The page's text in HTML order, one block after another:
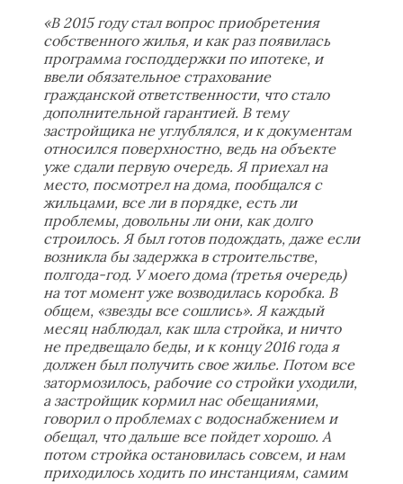
«В 2015 году стал вопрос приобретения
собственного жилья, и как раз появилась
программа господдержки по ипотеке, и
ввели обязательное страхование
гражданской ответственности, что стало
дополнительной гарантией. В тему
застройщика не углублялся, и к документам
относился поверхностно, ведь на объекте
уже сдали первую очередь. Я приехал на
место, посмотрел на дома, пообщался с
жильцами, все ли в порядке, есть ли
проблемы, довольны ли они, как долго
строилось. Я был готов подождать, даже если
возникла бы задержка в строительстве,
полгода-год. У моего дома (третья очередь)
на тот момент уже возводилась коробка. В
общем, «звезды все сошлись». Я каждый
месяц наблюдал, как шла стройка, и ничто
не предвещало беды, и к концу 2016 года я
должен был получить свое жилье. Потом все
затормозилось, рабочие со стройки уходили,
а застройщик кормил нас обещаниями,
говорил о проблемах с водоснабжением и
обещал, что дальше все пойдет хорошо. А
потом стройка остановилась совсем, и нам
приходилось ходить по инстанциям, самим